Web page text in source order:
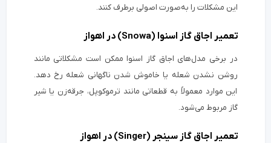
این مشکلات را به‌صورت اصولی برطرف کنند.
تعمیر اجاق گاز اسنوا (Snowa) در اهواز
در برخی مدل‌های اجاق گاز اسنوا ممکن است مشکلاتی مانند
روشن نشدن شعله یا خاموش شدن ناگهانی شعله رخ دهد.
این موارد معمولاً به قطعاتی مانند ترموکوپل، جرقه‌زن یا شیر
گاز مربوط می‌شود.
تعمیر اجاق گاز سینجر (Singer) در اهواز